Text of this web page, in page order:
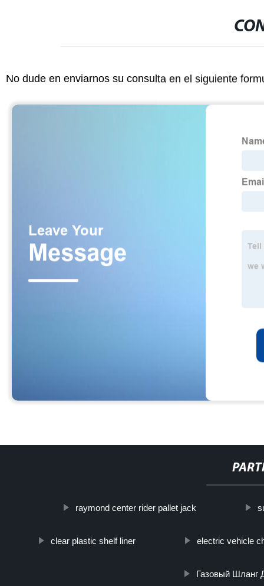
No dude en enviarnos su consulta en el siguiente
raymond center rider pallet jack
clear plastic shelf liner electric vehicle
Газовый Шланг